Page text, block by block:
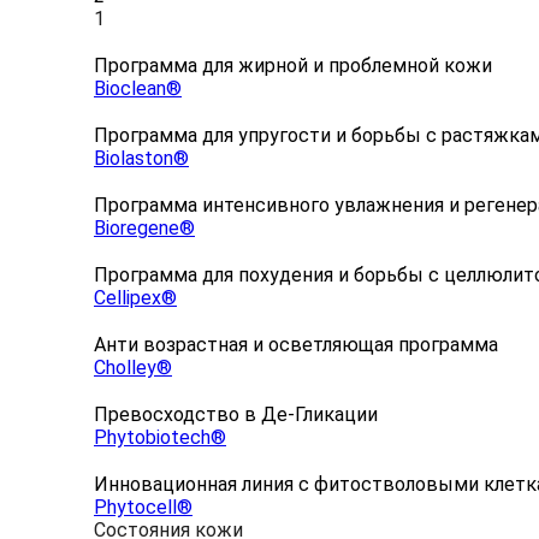
1
Программа для жирной и проблемной кожи
Bioclean®
Программа для упругости и борьбы с
Biolaston®
Программа интенсивного увлажнения и
Bioregene®
Программа для похудения и борьбы с
Cellipex®
Анти возрастная и осветляющая программа
Cholley®
Превосходство в Де-Гликации
Phytobiotech®
Инновационная линия с фитостволовыми
Phytocell®
Состояния кожи